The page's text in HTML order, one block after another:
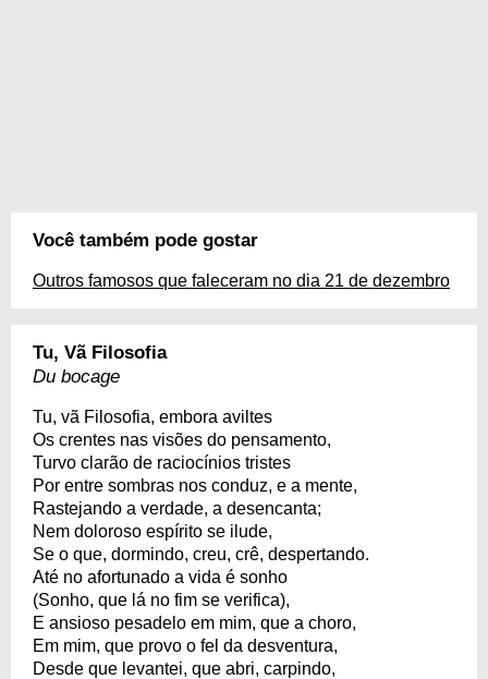
Você também pode gostar
Outros famosos que faleceram no dia 21 de dezembro
Tu, Vã Filosofia
Du bocage
Tu, vã Filosofia, embora aviltes
Os crentes nas visões do pensamento,
Turvo clarão de raciocínios tristes
Por entre sombras nos conduz, e a mente,
Rastejando a verdade, a desencanta;
Nem doloroso espírito se ilude,
Se o que, dormindo, creu, crê, despertando.
Até no afortunado a vida é sonho
(Sonho, que lá no fim se verifica),
E ansioso pesadelo em mim, que a choro,
Em mim, que provo o fel da desventura,
Desde que levantei, que abri, carpindo,